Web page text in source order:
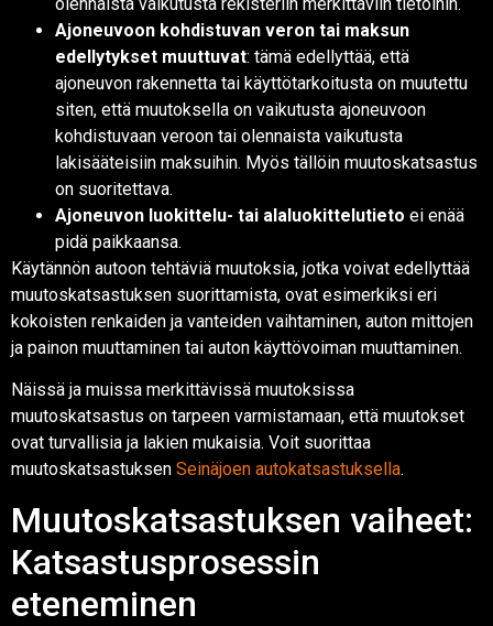
Ajoneuvoon kohdistuvan veron tai maksun
edellytykset muuttuvat: tämä edellyttää, että
ajoneuvon rakennetta tai käyttötarkoitusta on muutettu
siten, että muutoksella on vaikutusta ajoneuvoon
kohdistuvaan veroon tai olennaista vaikutusta
lakisääteisiin maksuihin. Myös tällöin muutoskatsastus
on suoritettava.
Ajoneuvon luokittelu- tai alaluokittelutieto ei enää
pidä paikkaansa.
Käytännön autoon tehtäviä muutoksia, jotka voivat edellyttää
muutoskatsastuksen suorittamista, ovat esimerkiksi eri
kokoisten renkaiden ja vanteiden vaihtaminen, auton mittojen
ja painon muuttaminen tai auton käyttövoiman muuttaminen.
Näissä ja muissa merkittävissä muutoksissa
muutoskatsastus on tarpeen varmistamaan, että muutokset
ovat turvallisia ja lakien mukaisia. Voit suorittaa
muutoskatsastuksen Seinäjoen autokatsastuksella.
Muutoskatsastuksen vaiheet:
Katsastusprosessin
eteneminen